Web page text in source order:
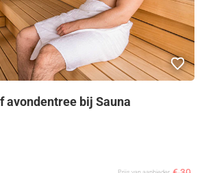
avondentree bij Sauna